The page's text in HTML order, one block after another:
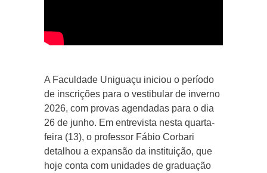
A Faculdade Uniguaçu iniciou o período
de inscrições para o vestibular de inverno
2026, com provas agendadas para o dia
26 de junho. Em entrevista nesta quarta-
feira (13), o professor Fábio Corbari
detalhou a expansão da instituição, que
hoje conta com unidades de graduação